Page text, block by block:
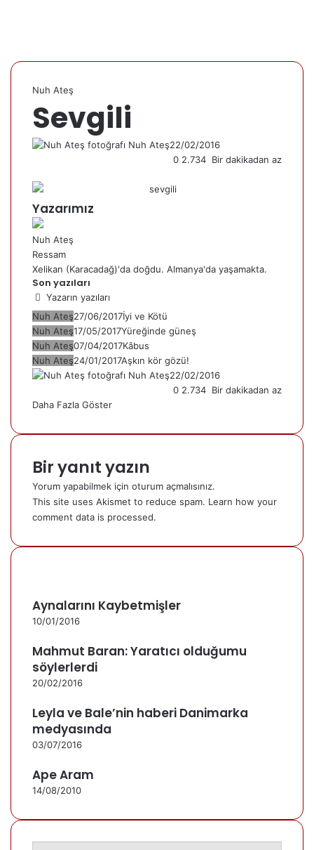
Nuh Ateş
Sevgili
Nuh Ateş22/02/2016
0 2.734 Bir dakikadan az
Yazarımız
Nuh Ateş
Ressam
Xelikan (Karacadağ)'da doğdu. Almanya'da yaşamakta.
Son yazıları
Yazarın yazıları
Nuh Ateş27/06/2017İyi ve Kötü
Nuh Ateş17/05/2017Yüreğinde güneş
Nuh Ateş07/04/2017Kâbus
Nuh Ateş24/01/2017Aşkın kör gözü!
Nuh Ateş22/02/2016
0 2.734 Bir dakikadan az
Daha Fazla Göster
Bir yanıt yazın
Yorum yapabilmek için oturum açmalısınız.
This site uses Akismet to reduce spam. Learn how your
comment data is processed.
Aynalarını Kaybetmişler
10/01/2016
Mahmut Baran: Yaratıcı olduğumu
söylerlerdi
20/02/2016
Leyla ve Bale’nin haberi Danimarka
medyasında
03/07/2016
Ape Aram
14/08/2010